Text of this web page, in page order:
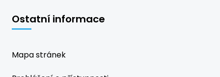
Ostatní informace
Mapa stránek